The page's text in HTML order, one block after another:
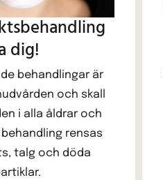
dig!
behandlingar är
och skall
i alla åldrar och
rensas
talg och döda